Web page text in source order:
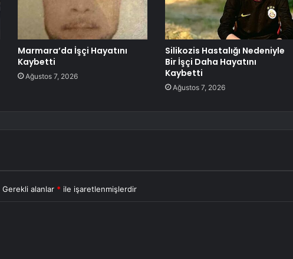
Marmara’da İşçi Hayatını
Kaybetti
Ağustos 7, 2026
Silikozis Hastalığı Nedeniyle
Bir İşçi Daha Hayatını
Kaybetti
Ağustos 7, 2026
Gerekli alanlar * ile işaretlenmişlerdir